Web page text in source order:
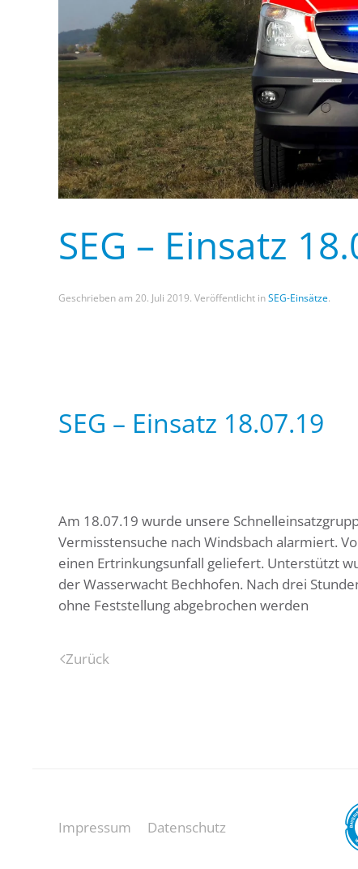
SEG – Einsatz
Geschrieben am 20. Juli 2019. Veröffentlicht inSEG-Einsätze.
SEG – Einsatz 18.07.19
Am 18.07.19 wurde unsere
Vermisstensuche nach Windsbach alarmiert.
einen Ertrinkungsunfall geliefert. Unterstützt
der Wasserwacht Bechhofen. Nach drei
ohne Feststellung abgebrochen werden
Zurück
Impressum Datenschutz